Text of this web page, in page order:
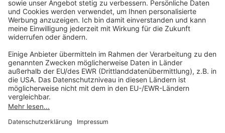
Mo-Do 07:30 - 17:00 Uhr
Fr 07:30 - 15:00 Uhr
Folgen Sie uns
Impressum
Datenschutz